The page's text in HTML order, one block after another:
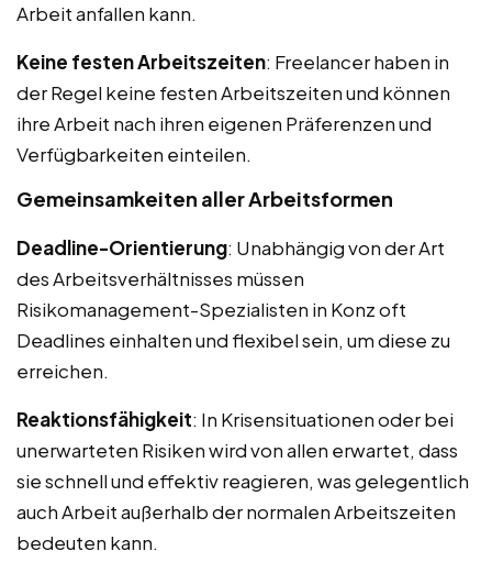
Arbeit anfallen kann.
Keine festen Arbeitszeiten: Freelancer haben in
der Regel keine festen Arbeitszeiten und können
ihre Arbeit nach ihren eigenen Präferenzen und
Verfügbarkeiten einteilen.
Gemeinsamkeiten aller Arbeitsformen
Deadline-Orientierung: Unabhängig von der Art
des Arbeitsverhältnisses müssen
Risikomanagement-Spezialisten in Konz oft
Deadlines einhalten und flexibel sein, um diese zu
erreichen.
Reaktionsfähigkeit: In Krisensituationen oder bei
unerwarteten Risiken wird von allen erwartet, dass
sie schnell und effektiv reagieren, was gelegentlich
auch Arbeit außerhalb der normalen Arbeitszeiten
bedeuten kann.